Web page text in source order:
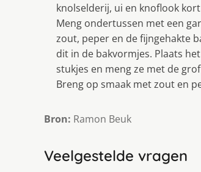
knolselderij, ui en knoflook
Meng ondertussen met een
zout, peper en de fijngehakte
dit in de bakvormjes. Plaats
stukjes en meng ze met de
Breng op smaak met zout en
Bron: Ramon Beuk
Veelgestelde vragen